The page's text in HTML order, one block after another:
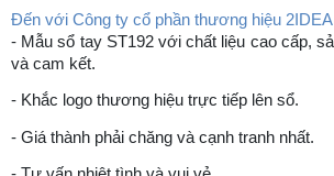
Đến với Công ty cổ phần thương hiệu
- Mẫu sổ tay ST192 với chất liệu cao cấp,
và cam kết.
- Khắc logo thương hiệu trực tiếp lên sổ.
- Giá thành phải chăng và cạnh tranh nhất.